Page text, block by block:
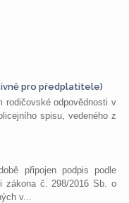
pro předplatitele)
rodičovské odpovědnosti v
spisu, vedeného z
připojen podpis podle
zákona č. 298/2016 Sb. o
v...